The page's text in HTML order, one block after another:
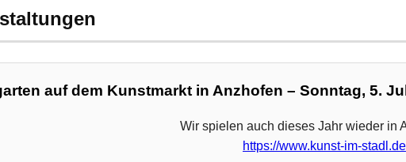
auf dem Kunstmarkt in Anzhofen – Sonntag, 5.
Wir spielen auch dieses Jahr wieder in
https://www.kunst-im-stadl.de